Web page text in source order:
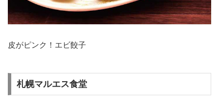
皮がピンク！エビ餃子
札幌マルエス食堂